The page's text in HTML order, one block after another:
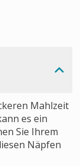
Mahlzeit
es ein
Sie Ihrem
Näpfen